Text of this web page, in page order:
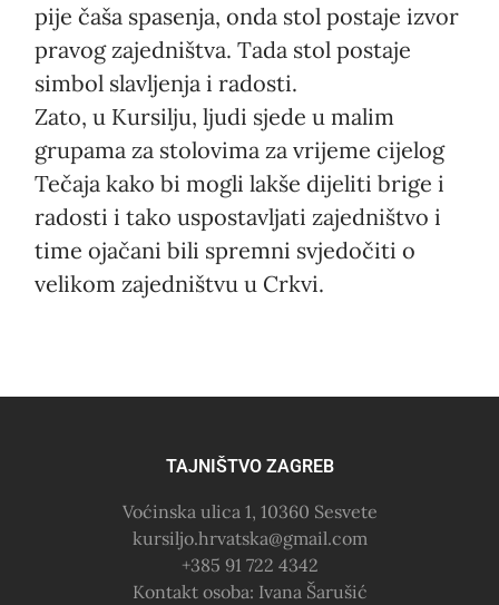
pije čaša spasenja, onda stol postaje izvor
pravog zajedništva. Tada stol postaje
simbol slavljenja i radosti.
Zato, u Kursilju, ljudi sjede u malim
grupama za stolovima za vrijeme cijelog
Tečaja kako bi mogli lakše dijeliti brige i
radosti i tako uspostavljati zajedništvo i
time ojačani bili spremni svjedočiti o
velikom zajedništvu u Crkvi.
TAJNIŠTVO ZAGREB
Voćinska ulica 1, 10360 Sesvete
kursiljo.hrvatska@gmail.com
+385 91 722 4342
Kontakt osoba: Ivana Šarušić